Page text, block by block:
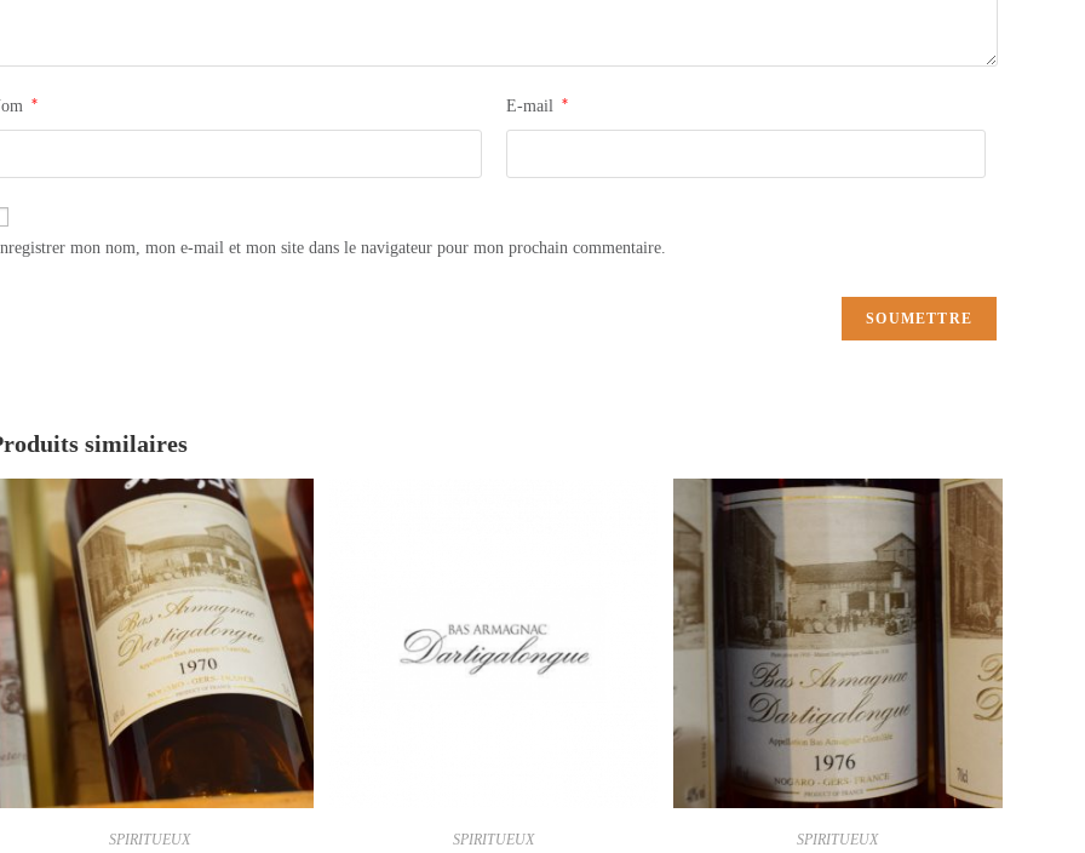
* E-mail *
mon nom, mon e-mail et mon site dans le navigateur pour mon prochain commentaire.
similaires
SPIRITUEUX SPIRITUEUX SPIRITUEUX